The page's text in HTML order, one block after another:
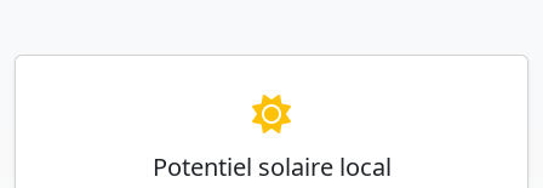
Potentiel solaire local